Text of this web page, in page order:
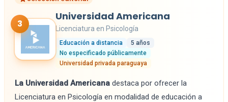
3
Universidad Americana
Licenciatura en Psicología
Educación a distancia
5 años
No especificado públicamente
Universidad privada paraguaya
La Universidad Americana destaca por ofrecer la
Licenciatura en Psicología en modalidad de educación a